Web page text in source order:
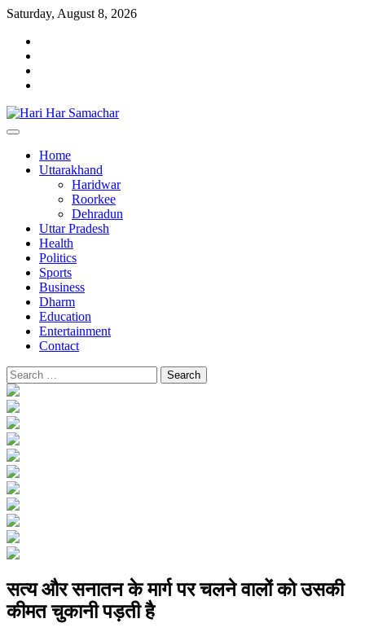
Skip
content
Saturday, August 8, 2026
Home
Uttarakhand
Haridwar
Roorkee
Dehradun
Uttar Pradesh
Health
Politics
Sports
Business
Dharm
Education
Entertainment
Contact
Search
for:
सत्य और सनातन के मार्ग पर चलने वालों को उसकी
कीमत चुकानी पड़ती है